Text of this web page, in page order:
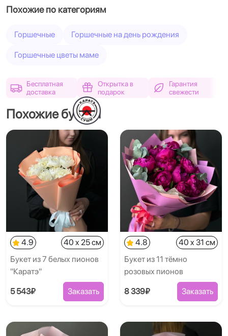
Похожие по категориям
Горшечные Горшечные на день рождения
Горшечные цветы маме
Бесплатная
доставка
Открытка в
подарок
Гарантия
свежести
Похожие букеты
4.9
40 x 25 см
Букет из 7 белых пионов
"Каратэ"
5 543₽ Заказать
4.8
40 x 31 см
Букет из 11 тёмно
розовых пионов
8 339₽ Заказать